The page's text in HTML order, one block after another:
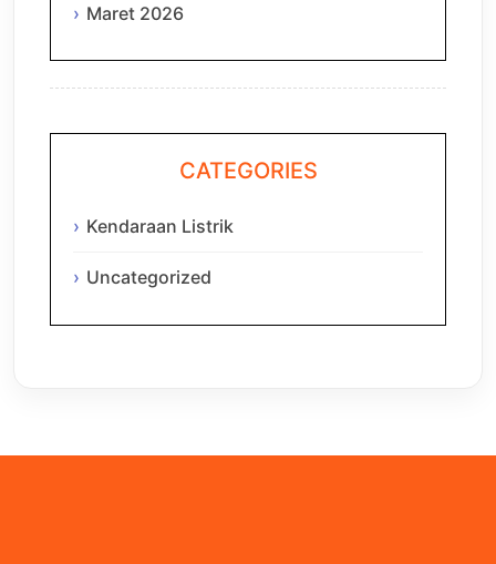
Maret 2026
CATEGORIES
Kendaraan Listrik
Uncategorized